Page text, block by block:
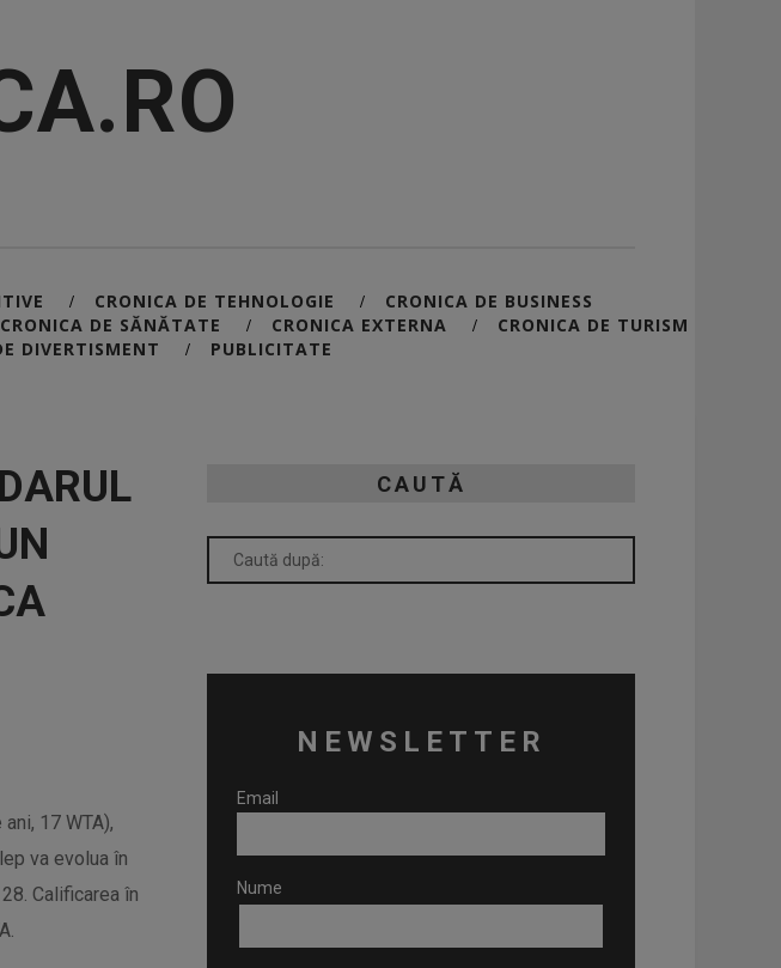
/ CRONICA DE TEHNOLOGIE / CRONICA DE BUSINESS
CRONICA DE SĂNĂTATE / CRONICA EXTERNA / CRONICA DE TURISM
DIVERTISMENT / PUBLICITATE
17 WTA),
va evolua în
Calificarea în
CAUTĂ
NEWSLETTER
Email
Nume